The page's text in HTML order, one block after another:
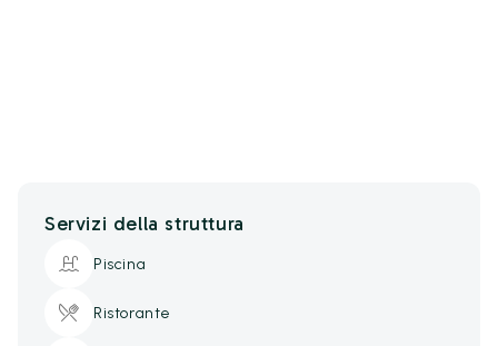
Servizi della struttura
Piscina
Ristorante